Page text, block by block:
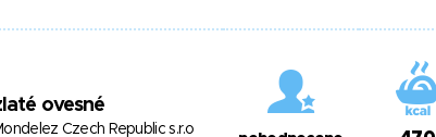
ovesné
Czech Republic s.r.o